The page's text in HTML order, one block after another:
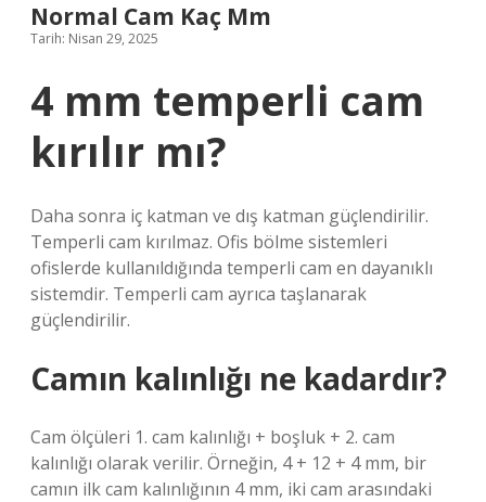
Normal Cam Kaç Mm
Tarih: Nisan 29, 2025
4 mm temperli cam
kırılır mı?
Daha sonra iç katman ve dış katman güçlendirilir.
Temperli cam kırılmaz. Ofis bölme sistemleri
ofislerde kullanıldığında temperli cam en dayanıklı
sistemdir. Temperli cam ayrıca taşlanarak
güçlendirilir.
Camın kalınlığı ne kadardır?
Cam ölçüleri 1. cam kalınlığı + boşluk + 2. cam
kalınlığı olarak verilir. Örneğin, 4 + 12 + 4 mm, bir
camın ilk cam kalınlığının 4 mm, iki cam arasındaki